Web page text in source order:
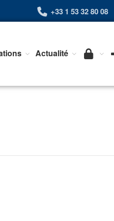
+33 1 53 32 80 08
Actualité